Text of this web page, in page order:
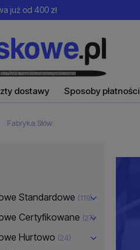
już od 400 zł
dostawy Sposoby płatności
Fabryka Słów
Standardowe (119)
Certyfikowane (27)
Hurtowo (24)